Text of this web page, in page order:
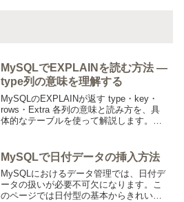
MySQLでEXPLAINを読む方法 —
type列の意味を理解する
MySQLのEXPLAINが返す type・key・
rows・Extra 各列の意味と読み方を、具
体的なテーブルを使って解説します。
MySQLで日付データの挿入方法
MySQLにおけるデータ管理では、日付デ
ータの扱いが必要不可欠になります。こ
のページでは日付型の基本からきれいに